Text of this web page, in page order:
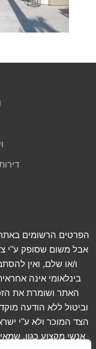
הפרטים הרשומים
אבל משום שסופק ע"י צד
ו/או שלם, ואין
בינלאומי אינה
האתר ושומרת את
וביטול ללא הודעה
הצד המוכר ולא ע"י
אנשי מקצוע כגון,